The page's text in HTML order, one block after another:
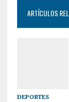
ARTÍCULOS
DEPORTES